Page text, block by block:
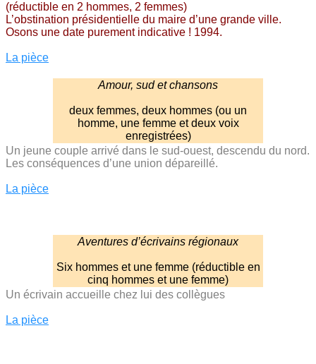
(réductible en 2 hommes, 2 femmes)
L’obstination présidentielle du maire d’une grande ville.
Osons une date purement indicative ! 1994.
La pièce
Amour, sud et chansons
deux femmes, deux hommes (ou un
homme, une femme et deux voix
enregistrées)
Un jeune couple arrivé dans le sud-ouest, descendu du nord.
Les conséquences d’une union dépareillé.
La pièce
Aventures d’écrivains régionaux
Six hommes et une femme (réductible en
cinq hommes et une femme)
Un écrivain accueille chez lui des collègues
La pièce